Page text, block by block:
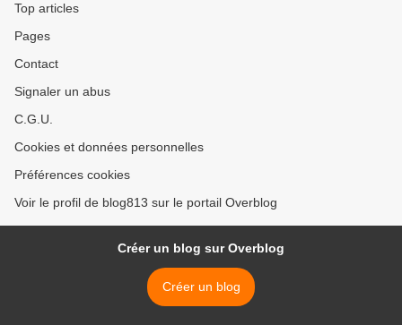
Top articles
Pages
Contact
Signaler un abus
C.G.U.
Cookies et données personnelles
Préférences cookies
Voir le profil de blog813 sur le portail Overblog
Créer un blog sur Overblog
Créer un blog